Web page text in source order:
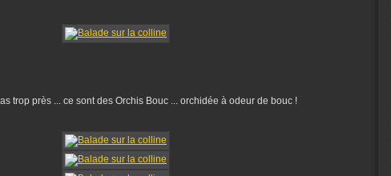
trop près ... ce sont des Orchis Bouc ... orchidée à odeur de bouc !